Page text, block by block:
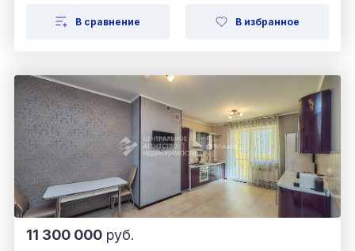
В сравнение В избранное
11 300 000 руб.